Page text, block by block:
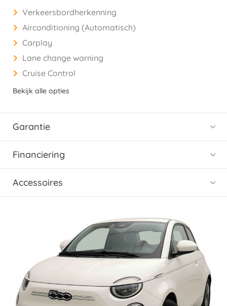
Verkeersbordherkenning
Airconditioning (Automatisch)
Carplay
Lane change warning
Cruise Control
Bekijk alle opties
Garantie
Financiering
Accessoires